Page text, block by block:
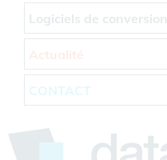
Logiciels de conversion
CONTACT